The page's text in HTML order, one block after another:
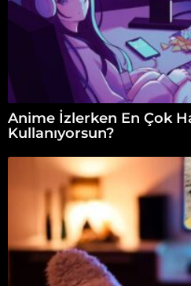
Anime İzlerken En Çok
Kullanıyorsun?